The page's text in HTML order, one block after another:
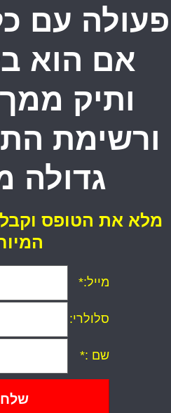
פעולה עם
אם הוא
ותיק
ורשימת
גדולה
מלא את הטופס
מייל:*
סלולרי:
שם :*